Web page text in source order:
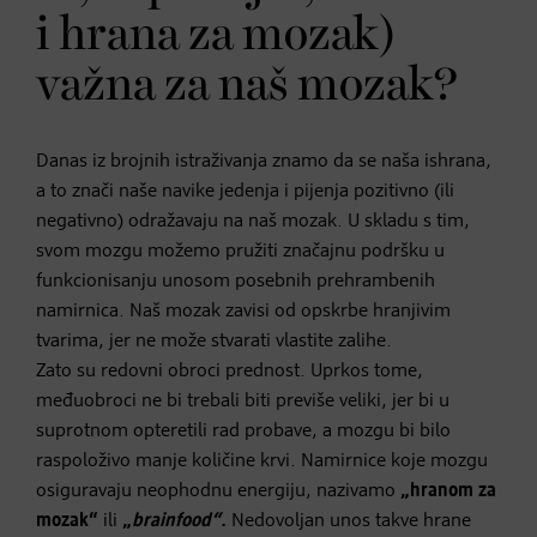
i hrana za mozak)
važna za naš mozak?
Danas iz brojnih istraživanja znamo da se naša ishrana,
a to znači naše navike jedenja i pijenja pozitivno (ili
negativno) odražavaju na naš mozak. U skladu s tim,
svom mozgu možemo pružiti značajnu podršku u
funkcionisanju unosom posebnih prehrambenih
namirnica. Naš mozak zavisi od opskrbe hranjivim
tvarima, jer ne može stvarati vlastite zalihe.
Zato su redovni obroci prednost. Uprkos tome,
međuobroci ne bi trebali biti previše veliki, jer bi u
suprotnom opteretili rad probave, a mozgu bi bilo
raspoloživo manje količine krvi. Namirnice koje mozgu
osiguravaju neophodnu energiju, nazivamo „hranom za
mozak“ ili „brainfood“. Nedovoljan unos takve hrane